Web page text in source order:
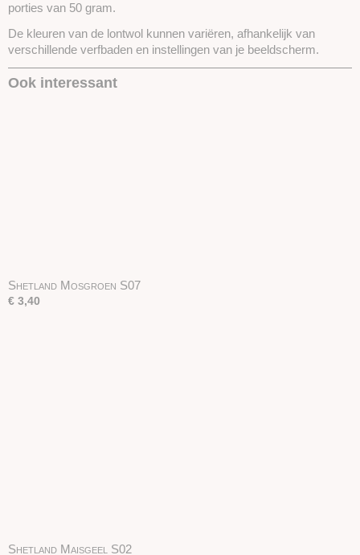
porties van 50 gram.
De kleuren van de lontwol kunnen variëren, afhankelijk van
verschillende verfbaden en instellingen van je beeldscherm.
Ook interessant
Shetland Mosgroen S07
€ 3,40
Shetland Maisgeel S02